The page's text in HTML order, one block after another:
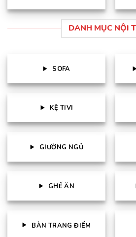
DANH MỤC NỘI
SOFA
KỆ TIVI
GIƯỜNG NGỦ
GHẾ ĂN
BÀN TRANG ĐIỂM